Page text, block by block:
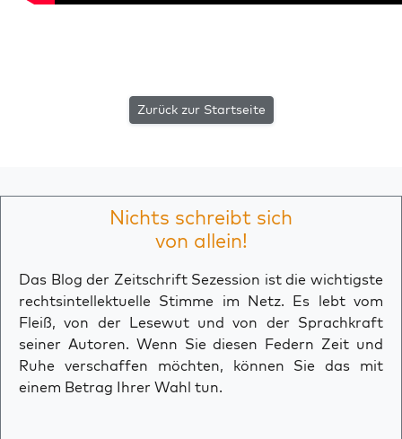
Zurück zur Startseite
Nichts schreibt sich
von allein!
Das Blog der Zeitschrift Sezession ist die wichtigste
rechtsintellektuelle Stimme im Netz. Es lebt vom
Fleiß, von der Lesewut und von der Sprachkraft
seiner Autoren. Wenn Sie diesen Federn Zeit und
Ruhe verschaffen möchten, können Sie das mit
einem Betrag Ihrer Wahl tun.